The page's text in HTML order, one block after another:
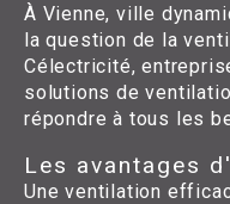
À Vienne, ville
la question de la
Célectricité,
solutions de
répondre à tous les
Les avantages
Une ventilation